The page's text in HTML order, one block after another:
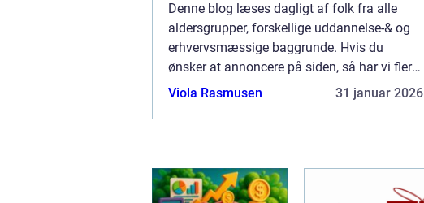
Denne blog læses dagligt af folk fra alle
aldersgrupper, forskellige uddannelse-& og
erhvervsmæssige baggrunde. Hvis du
ønsker at annoncere på siden, så har vi flere
muligheder. Bannerannoncering er blot én af
Viola Rasmusen 31 januar 2026